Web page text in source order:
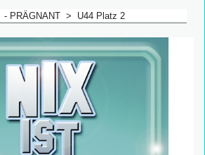
- PRÄGNANT > U44 Platz 2